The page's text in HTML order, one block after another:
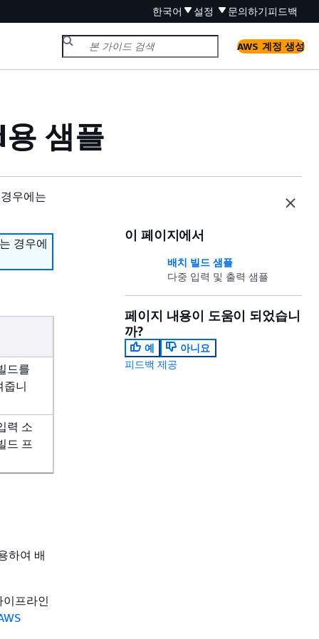
한국어 설정 문의하기피드백
AWS 계정 생성
샘플
우에는
경우에
드를
줍니
력 소
드 프
하여 배
프라인
이 페이지에서
배치 빌드 샘플
다중 입력 및 출력 샘플
페이지 내용이 도움이 되었습니
까?
예
아니요
피드백 제공